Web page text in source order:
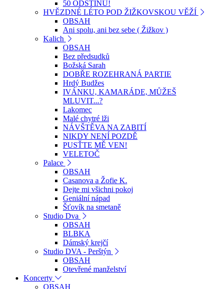
50 ODSTÍNŮ!
HVĚZDNÉ LÉTO POD ŽIŽKOVSKOU VĚŽÍ
OBSAH
Ani spolu, ani bez sebe ( Žižkov )
Kalich
OBSAH
Bez předsudků
Božská Sarah
DOBŘE ROZEHRANÁ PARTIE
Hrdý Budžes
IVÁNKU, KAMARÁDE, MŮŽEŠ
MLUVIT...?
Lakomec
Malé chytré lži
NÁVŠTĚVA NA ZABITÍ
NIKDY NENÍ POZDĚ
PUSŤTE MĚ VEN!
VELETOČ
Palace
OBSAH
Casanova a Žofie K.
Dejte mi všichni pokoj
Geniální nápad
Šťovík na smetaně
Studio Dva
OBSAH
BLBKA
Dámský krejčí
Studio DVA - Perštýn
OBSAH
Otevřené manželství
Koncerty
OBSAH